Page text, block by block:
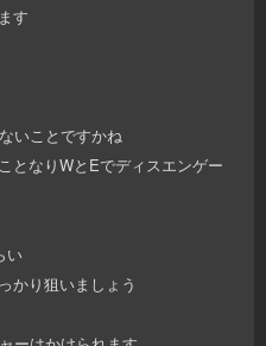
す
いことですかね
となりWとEでディスエンゲー
い
かり狙いましょう